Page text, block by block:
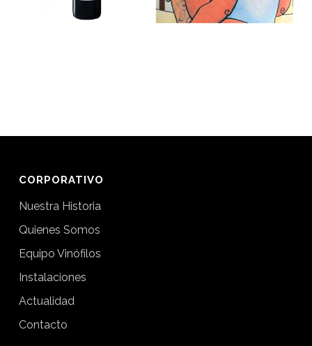
CORPORATIVO
Nuestra Historia
Quienes Somos
Equipo Vinófilos
Instalaciones
Actualidad
Contacto